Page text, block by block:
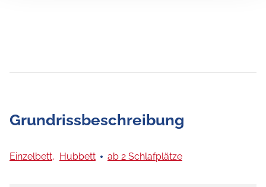
Grundrissbeschreibung
Einzelbett, Hubbett ab 2 Schlafplätze